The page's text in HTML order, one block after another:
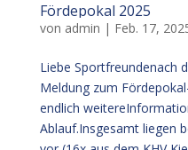
Fördepokal 2025
von admin | Feb. 17,
Liebe Sportfreundenach
Meldung zum
endlich
Ablauf.Insgesamt liegen